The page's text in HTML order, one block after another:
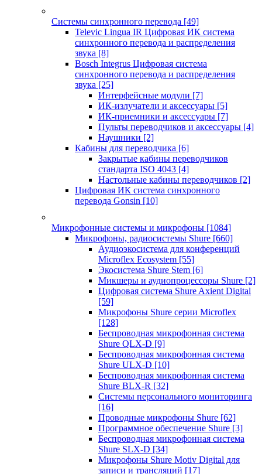
Системы синхронного перевода [49]
Televic Lingua IR Цифровая ИК система
синхронного перевода и распределения
звука [8]
Bosch Integrus Цифровая система
синхронного перевода и распределения
звука [25]
Интерфейсные модули [7]
ИК-излучатели и аксессуары [5]
ИК-приемники и аксессуары [7]
Пульты переводчиков и аксессуары [4]
Наушники [2]
Кабины для переводчика [6]
Закрытые кабины переводчиков
стандарта ISO 4043 [4]
Настольные кабины переводчиков [2]
Цифровая ИК система синхронного
перевода Gonsin [10]
Микрофонные системы и микрофоны [1084]
Микрофоны, радиосистемы Shure [660]
Аудиоэкосистема для конференций
Microflex Ecosystem [55]
Экосистема Shure Stem [6]
Микшеры и аудиопроцессоры Shure [2]
Цифровая система Shure Axient Digital
[59]
Микрофоны Shure серии Microflex
[128]
Беспроводная микрофонная система
Shure QLX-D [9]
Беспроводная микрофонная система
Shure ULX-D [10]
Беспроводная микрофонная система
Shure BLX-R [32]
Системы персонального мониторинга
[16]
Проводные микрофоны Shure [62]
Программное обеспечение Shure [3]
Беспроводная микрофонная система
Shure SLX-D [34]
Микрофоны Shure Motiv Digital для
записи и трансляций [17]